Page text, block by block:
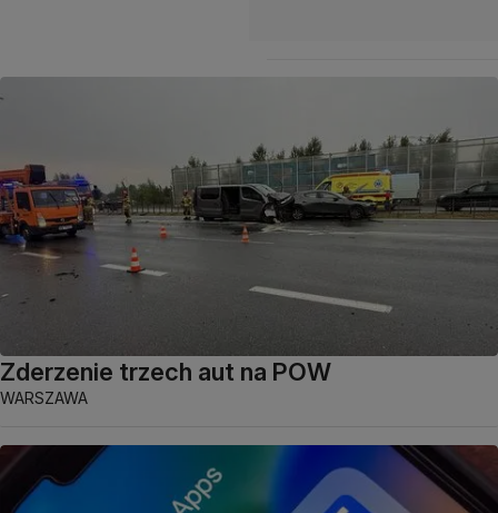
Zderzenie trzech aut na POW
WARSZAWA